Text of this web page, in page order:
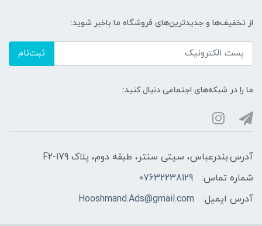
از تخفیف‌ها و جدیدترین‌های فروشگاه ما باخبر شوید:
ثبت‌نام
ما را در شبکه‌های اجتماعی دنبال کنید:
آدرس:بندرعباس، سیتی سنتر، طبقه دوم، پلاک F2-179
شماره تماس:
07632238129
آدرس ایمیل:
Hooshmand.Ads@gmail.com